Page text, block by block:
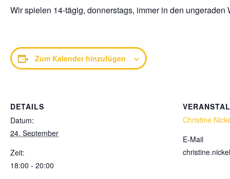
Wir spielen 14-tägig, donnerstags, immer in den ungeraden
Zum Kalender hinzufügen
DETAILS
Datum:
24. September
Zeit:
18:00 - 20:00
Christine
E-Mail